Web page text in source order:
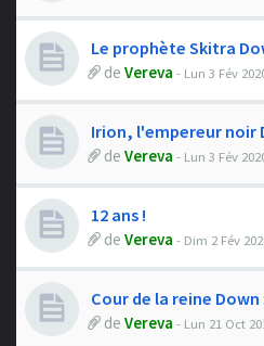
Le prophète Skitra
de Vereva - Lun 3 Fév
Irion, l'empereur noir
de Vereva - Lun 3 Fév
12 ans !
de Vereva - Dim 2 Fév
Cour de la reine Down
de Vereva - Lun 21 Oct